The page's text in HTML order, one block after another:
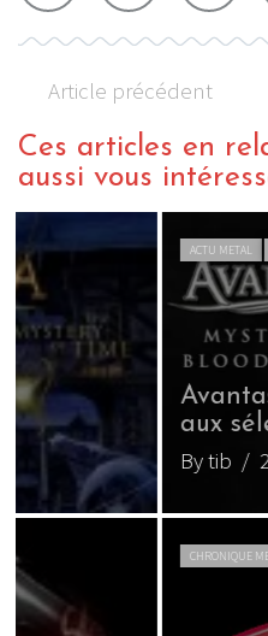
Article précédent
Ces articles en
aussi vous
ACTU METAL WEBZINE METAL
Avantasia à
aux sélections
By tib / 26 février 2016
WEBZINE METAL